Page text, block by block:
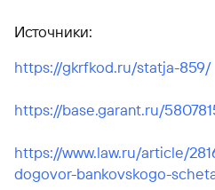
Источники:
https://gkrfkod.ru/statja-859/
https://base.garant.ru/
https://www.law.ru/article/
dogovor-bankovskogo-